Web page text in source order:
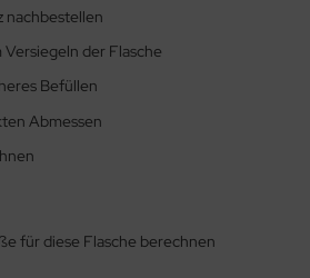
nachbestellen
der Flasche
Befüllen
Abmessen